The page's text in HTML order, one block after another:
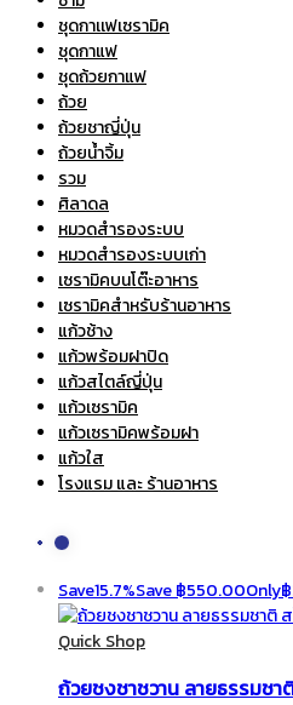
ชุดกาเเฟเซรามิค
ชุดกาแฟ
ชุดถ้วยกาแฟ
ถ้วย
ถ้วยชาญี่ปุ่น
ถ้วยน้ำจิ้ม
รวม
ศิลาดล
หมวดสำรองระบบ
หมวดสำรองระบบเก่า
เซรามิคบนโต๊ะอาหาร
เซรามิคสำหรับร้านอาหาร
แก้วช้าง
แก้วพร้อมฝาปิด
แก้วสไตล์ญี่ปุ่น
แก้วเซรามิค
แก้วเซรามิคพร้อมฝา
แก้วใส
โรงแรม และ ร้านอาหาร
Save15.7%Save฿550.00Only฿
Quick Shop
ถ้วยชงชาชวาน ลายธรรมช